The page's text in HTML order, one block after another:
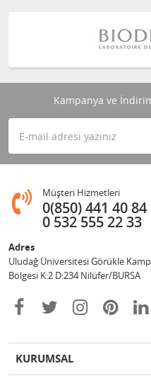
Kampanya ve
Müşteri Hizmetleri
0(850) 441 40 84
0 532 555 22 33
Adres
Uludağ Üniversitesi Görükle
Bölgesi K:2 D:234 Nilüfer/BURSA
KURUMSAL